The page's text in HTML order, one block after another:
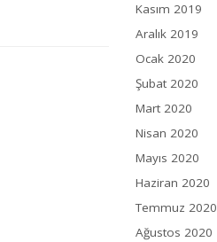
Kasım 2019
Aralık 2019
Ocak 2020
Şubat 2020
Mart 2020
Nisan 2020
Mayıs 2020
Haziran 2020
Temmuz 2020
Ağustos 2020